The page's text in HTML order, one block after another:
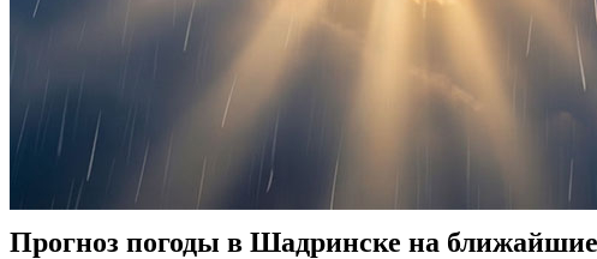
Прогноз погоды в Шадринске на